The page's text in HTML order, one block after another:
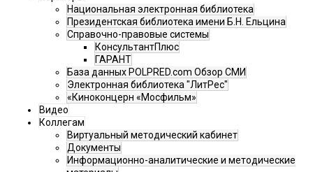
Национальная электронная библиотека
Президентская библиотека имени Б.Н. Ельцина
Справочно-правовые системы
КонсультантПлюс
ГАРАНТ
База данных POLPRED.com Обзор СМИ
Электронная библиотека "ЛитРес"
«Киноконцерн «Мосфильм»
Видео
Коллегам
Виртуальный методический кабинет
Документы
Информационно-аналитические и методические